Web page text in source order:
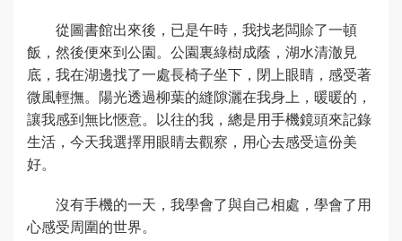
從圖書館出來後，已是午時，我找老闆賒了一頓
飯，然後便來到公園。公園裏綠樹成蔭，湖水清澈見
底，我在湖邊找了一處長椅子坐下，閉上眼睛，感受著
微風輕撫。陽光透過柳葉的縫隙灑在我身上，暖暖的，
讓我感到無比愜意。以往的我，總是用手機鏡頭來記錄
生活，今天我選擇用眼睛去觀察，用心去感受這份美
好。
沒有手機的一天，我學會了與自己相處，學會了用
心感受周圍的世界。